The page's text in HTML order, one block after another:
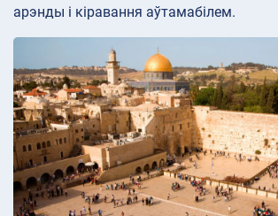
арэнды і кіравання аўтамабілем.